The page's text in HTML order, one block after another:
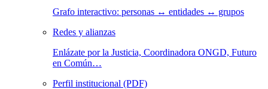
Grafo interactivo: personas ↔ entidades ↔ grupos
Redes y alianzas
Enlázate por la Justicia, Coordinadora ONGD, Futuro
en Común…
Perfil institucional (PDF)